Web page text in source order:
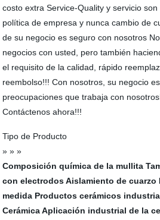
costo extra Service-Quality y servicio
política de empresa y nunca cambio de
de su negocio es seguro con nosotros
negocios con usted, pero también
el requisito de la calidad, rápido
reembolso!!! Con nosotros, su negocio
preocupaciones que trabaja con
Contáctenos ahora!!!
Tipo de Producto
» » »
Composición química de la mullita
con electrodos Aislamiento de cuarzo
medida Productos cerámicos
Cerámica Aplicación industrial de la